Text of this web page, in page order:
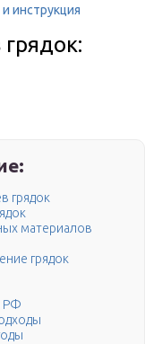
инструкция
грядок:
грядок
материалов
грядок
РФ